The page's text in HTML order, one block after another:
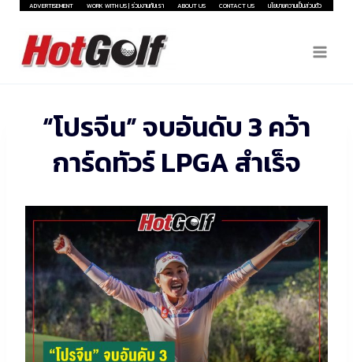
Skip
content
ADVERTISEMENT WORK WITH US | ร่วมงานกับเรา ABOUT US CONTACT US นโยบายความเป็นส่วนตัว
“โปรจีน” จบอันดับ 3 คว้า
การ์ดทัวร์ LPGA สำเร็จ